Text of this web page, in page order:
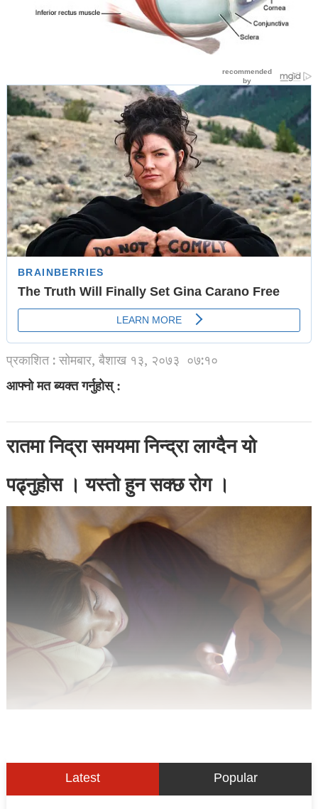
प्रकाशित : सोमबार, बैशाख १३, २०७३ ०७:१०
आफ्नो मत ब्यक्त गर्नुहोस् :
रातमा निद्रा समयमा निन्द्रा लाग्दैन यो
पढ्नुहोस । यस्तो हुन सक्छ रोग ।
Latest Popular